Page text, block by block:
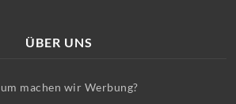
ÜBER UNS
machen wir Werbung?